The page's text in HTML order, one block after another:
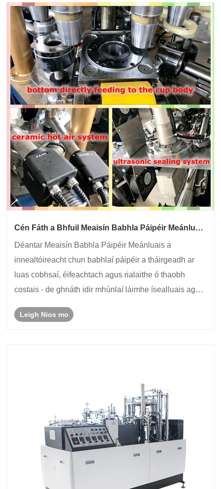
Cén Fáth a Bhfuil Meaisín Babhla Páipéir Meánluais
Pacáistiú Bia Inbhuanaithe?
Déantar Meaisín Babhla Páipéir Meánluais a
innealtóireacht chun babhlaí páipéir a tháirgeadh ar
luas cobhsaí, éifeachtach agus rialaithe ó thaobh
costais - de ghnáth idir mhúnlaí láimhe ísealluais agus
mhonaróirí pacáistithe bia a dteastaíonn aschur a......
Leigh Nios mo